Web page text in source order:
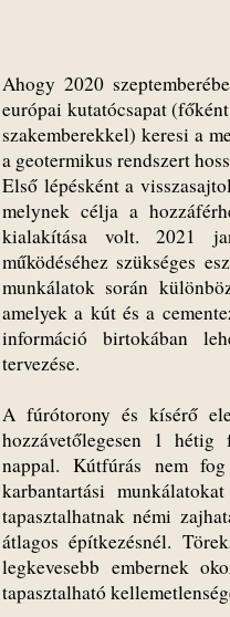
Ahogy 2020
európai kutatócsapat
szakemberekkel) keresi a
a geotermikus rendszert
Első lépésként a
melynek célja a
kialakítása volt. 2021
működéséhez szükséges
munkálatok során
amelyek a kút és a
információ birtokában
tervezése.
A fúrótorony és kísérő
hozzávetőlegesen 1
nappal. Kútfúrás nem
karbantartási
tapasztalhatnak némi
átlagos építkezésnél.
legkevesebb embernek
tapasztalható